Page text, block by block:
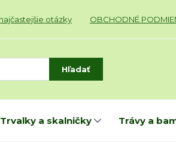
otázky OBCHODNÉ
Hľadať
Trvalky a skalničky Trávy a